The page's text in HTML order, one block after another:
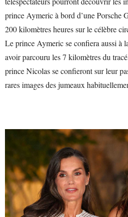
prince Aymeric à bord d’une Porsche
200 kilomètres heures sur le célèbre
Le prince Aymeric se confiera aussi à
avoir parcouru les 7 kilomètres du
prince Nicolas se confieront sur leur
rares images des jumeaux